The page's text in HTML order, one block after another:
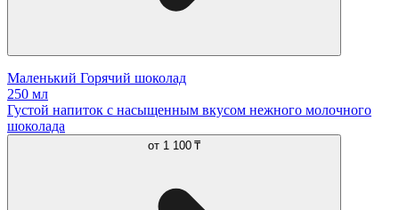
Маленький Горячий шоколад
250 мл
Густой напиток с насыщенным вкусом нежного молочного
шоколада
от 1 100 ₸